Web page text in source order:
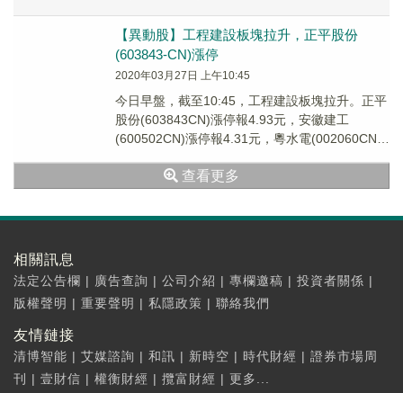
【異動股】工程建設板塊拉升，正平股份
(603843-CN)漲停
2020年03月27日 上午10:45
今日早盤，截至10:45，工程建設板塊拉升。正平
股份(603843CN)漲停報4.93元，安徽建工
(600502CN)漲停報4.31元，粵水電(002060CN)
查看更多
相關訊息
法定公告欄 | 廣告查詢 | 公司介紹 | 專欄邀稿 | 投資者關係 |
版權聲明 | 重要聲明 | 私隱政策 | 聯絡我們
友情鏈接
清博智能 | 艾媒諮詢 | 和訊 | 新時空 | 時代財經 | 證券市場周
刊
| 壹財信 | 權衡財經 | 攬富財經 | 更多...